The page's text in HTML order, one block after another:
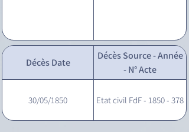
Décès Date
Décès Source - Année
- N° Acte
30/05/1850 Etat civil FdF - 1850 - 378